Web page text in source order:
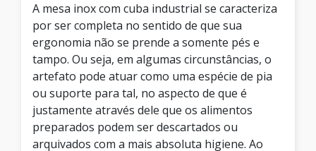
A mesa inox com cuba industrial se caracteriza
por ser completa no sentido de que sua
ergonomia não se prende a somente pés e
tampo. Ou seja, em algumas circunstâncias, o
artefato pode atuar como uma espécie de pia
ou suporte para tal, no aspecto de que é
justamente através dele que os alimentos
preparados podem ser descartados ou
arquivados com a mais absoluta higiene. Ao